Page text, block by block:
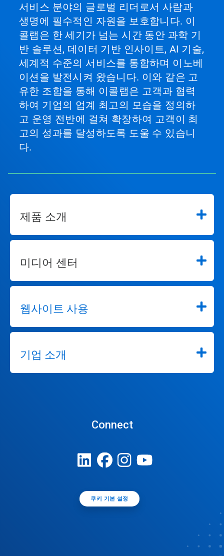
서비스 분야의 글로벌 리더로서 사람과
생명에 필수적인 자원을 보호합니다. 이
콜랩은 한 세기가 넘는 시간 동안 과학 기
반 솔루션, 데이터 기반 인사이트, AI 기술,
세계적 수준의 서비스를 통합하며 이노베
이션을 발전시켜 왔습니다. 이와 같은 고
유한 조합을 통해 이콜랩은 고객과 협력
하여 기업의 업계 최고의 모습을 정의하
고 운영 전반에 걸쳐 확장하여 고객이 최
고의 성과를 달성하도록 도울 수 있습니
다.
제품 소개
미디어 센터
웹사이트 사용
기업 소개
Connect
쿠키 기본 설정